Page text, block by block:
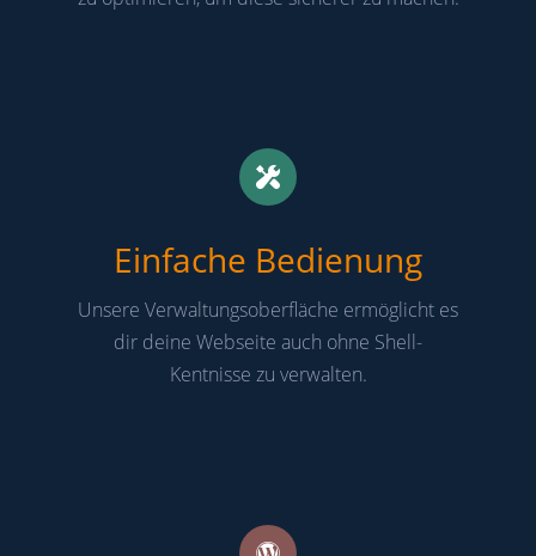
Einfache Bedienung
Unsere Verwaltungsoberfläche ermöglicht es
dir deine Webseite auch ohne Shell-
Kentnisse zu verwalten.